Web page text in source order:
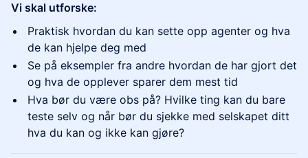
Vi skal utforske:
Praktisk hvordan du kan sette opp agenter og hva
de kan hjelpe deg med
Se på eksempler fra andre hvordan de har gjort det
og hva de opplever sparer dem mest tid
Hva bør du være obs på? Hvilke ting kan du bare
teste selv og når bør du sjekke med selskapet ditt
hva du kan og ikke kan gjøre?